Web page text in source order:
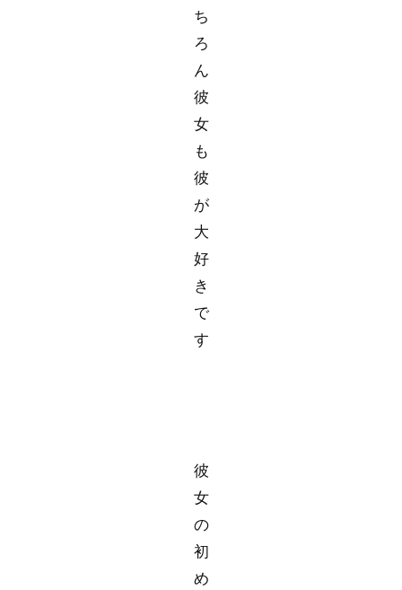
ち
ろ
ん
彼
女
も
彼
が
大
好
き
で
す
彼
女
の
初
め